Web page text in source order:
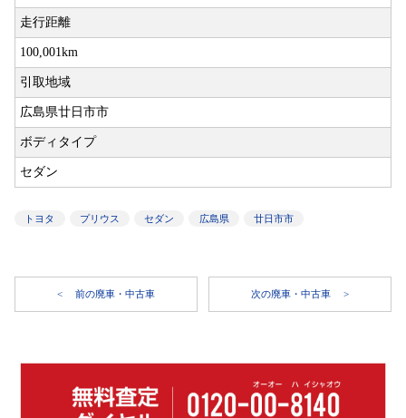
走行距離
100,001km
引取地域
広島県廿日市市
ボディタイプ
セダン
トヨタ プリウス セダン 広島県 廿日市市
前の廃車・中古車 次の廃車・中古車